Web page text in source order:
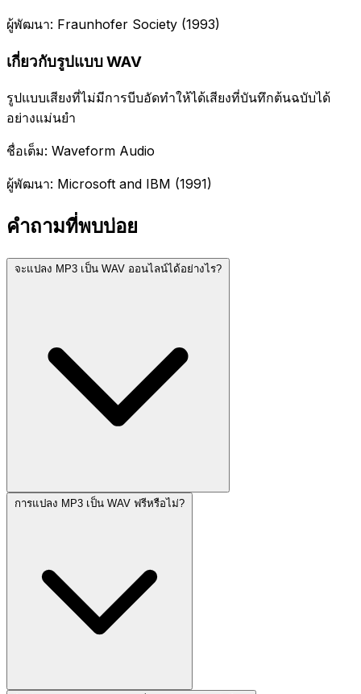
ผู้พัฒนา: Fraunhofer Society (1993)
เกี่ยวกับรูปแบบ WAV
รูปแบบเสียงที่ไม่มีการบีบอัดทำให้ได้เสียงที่บันทึกต้นฉบับได้
อย่างแม่นยำ
ชื่อเต็ม: Waveform Audio
ผู้พัฒนา: Microsoft and IBM (1991)
คำถามที่พบบ่อย
จะแปลง MP3 เป็น WAV ออนไลน์ได้อย่างไร?
การแปลง MP3 เป็น WAV ฟรีหรือไม่?